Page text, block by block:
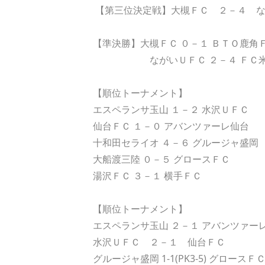
【第三位決定戦】大槻ＦＣ ２－４ な
【準決勝】大槻ＦＣ ０－１ ＢＴＯ鹿角
ながいＵＦＣ ２－４ ＦＣ
【順位トーナメント】
エスペランサ玉山 １－２ 水沢ＵＦＣ
仙台ＦＣ １－０ アバンツァーレ仙台
十和田セライオ ４－６ グルージャ盛岡
大船渡三陸 ０－５ グロースＦＣ
湯沢ＦＣ ３－１ 横手ＦＣ
【順位トーナメント】
エスペランサ玉山 ２－１ アバンツァー
水沢ＵＦＣ ２－１ 仙台ＦＣ
グルージャ盛岡 1-1(PK3-5) グロースＦＣ